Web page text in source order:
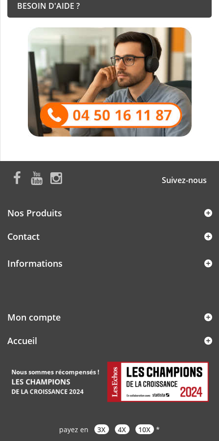
BESOIN D'AIDE ?
Suivez-nous
Nos Produits
Contact
Informations
Mon compte
Accueil
payez en 3X 4X 10X *